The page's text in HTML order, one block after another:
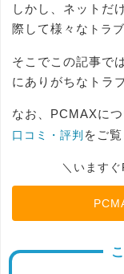
しかし、ネットだ
際して様々な トラ
そこでこの記事で
にありがちなトラ
なお、PCMAXに
口コミ・評判 をご覧
＼います